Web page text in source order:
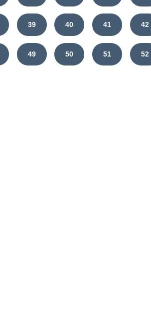
39 40 41 42
49 50 51 52